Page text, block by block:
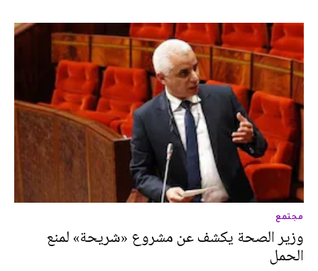
مجتمع
وزير الصحة يكشف عن مشروع «شريحة» لمنع
الحمل